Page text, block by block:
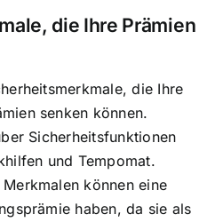
die Ihre Prämien
die Ihre
senken können.
Sicherheitsfunktionen
und Tempomat.
können eine
haben, da sie als